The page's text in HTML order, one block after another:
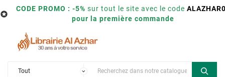

CODE PROMO : -5% sur tout le site avec le code
pour la première commande